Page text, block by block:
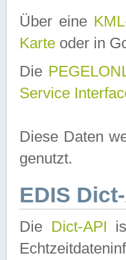
Über eine
Karte oder in
Die
Service
Diese Daten
genutzt.
EDIS
Die Dict-API